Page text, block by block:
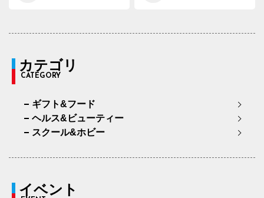
カテゴリ
CATEGORY
ギフト&フード
ヘルス&ビューティー
スクール&ホビー
イベント